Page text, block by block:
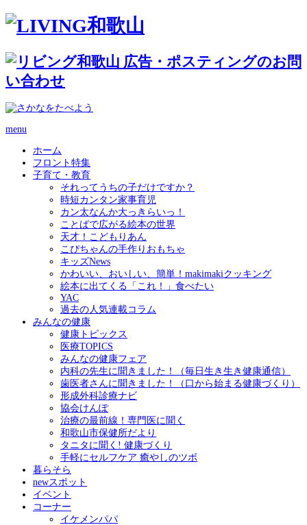
menu
ホーム
フロント特集
子育て・教育
それってうちの子だけですか？
時短カンタン家事育児
カン太なんか大っきらいっ！
ことばで広がる絵本の世界
天才！こどもりあん
こぴちゃんの手作りおもちゃ
キッズNews
かわいい、おいしい、簡単！makimakiクッキング
絵本に出てくる「これ！」食べたい
YAC
過去の人気連載コラム
みんなの健康
健康トピックス
医療TOPICS
みんなの健康フェア
内科の先生に聞きました！（毎日生き生き健康通信）
歯医者さんに聞きました！（口から始まる健康づくり）
形成外科診療ナビ
協会けんぽ
治療の最前線！専門医に聞く
和歌山市保健所だより
タニタに聞く! 健康づくり
手軽にセルフケア 癒やしのツボ
暮らそら
newスポット
イベント
コーナー
イケメンパパ